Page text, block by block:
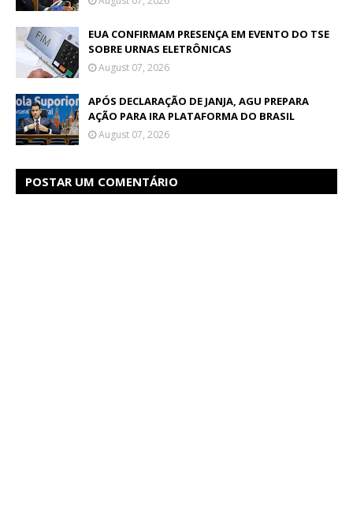
EUA CONFIRMAM PRESENÇA EM EVENTO DO TSE
SOBRE URNAS ELETRÔNICAS
August 07, 2026
APÓS DECLARAÇÃO DE JANJA, AGU PREPARA
AÇÃO PARA IRA PLATAFORMA DO BRASIL
August 07, 2026
POSTAR UM COMENTÁRIO